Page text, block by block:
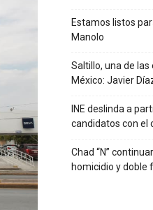
Estamos listos
Manolo
Saltillo, una de
México: Javier
INE deslinda a
candidatos con el
Chad “N”
homicidio y doble